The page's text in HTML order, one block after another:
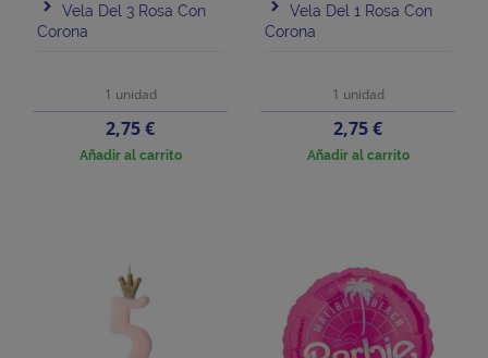
Vela Del 3 Rosa Con
Corona
1 unidad
Precio
2,75 €
Añadir al carrito
Vela Del 1 Rosa Con
Corona
1 unidad
Precio
2,75 €
Añadir al carrito